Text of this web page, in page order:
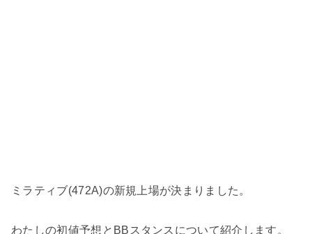
ミラティブ(472A)の新規上場が決まりました。
わたしの初値予想とBBスタンスについて紹介します。